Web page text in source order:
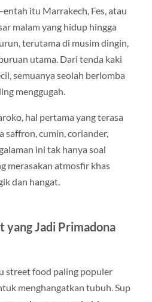
itu Marrakech, Fes, atau
malam yang hidup hingga
terutama di musim dingin,
utama. Dari tenda kaki
semuanya seolah berlomba
menggugah.
hal pertama yang terasa
saffron, cumin, coriander,
ini tak hanya soal
merasakan atmosfir khas
dan hangat.
yang Jadi Primadona
street food paling populer
menghangatkan tubuh. Sup